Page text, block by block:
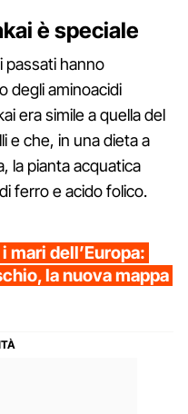
è speciale
passati hanno
degli aminoacidi
era simile a quella del
e che, in una dieta a
la pianta acquatica
ferro e acido folico.
dell’Europa:
la nuova mappa